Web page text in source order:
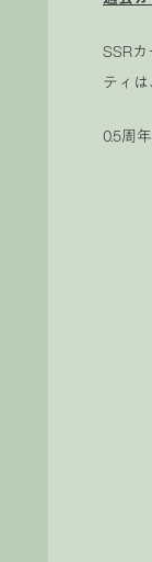
SSR
ティ
0.5周